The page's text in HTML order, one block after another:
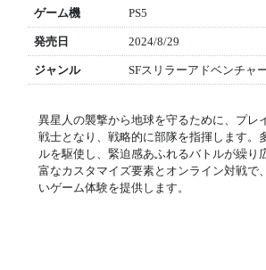
ゲーム機 PS5
発売日 2024/8/29
ジャンル SFスリラーアドベンチャ
異星人の襲撃から地球を守るために、プレ
戦士となり、戦略的に部隊を指揮します。
ルを駆使し、緊迫感あふれるバトルが繰り
富なカスタマイズ要素とオンライン対戦で
いゲーム体験を提供します。